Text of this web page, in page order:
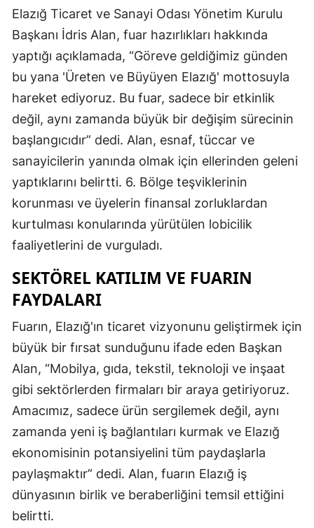
Elazığ Ticaret ve Sanayi Odası Yönetim Kurulu
Başkanı İdris Alan, fuar hazırlıkları hakkında
yaptığı açıklamada, “Göreve geldiğimiz günden
bu yana 'Üreten ve Büyüyen Elazığ' mottosuyla
hareket ediyoruz. Bu fuar, sadece bir etkinlik
değil, aynı zamanda büyük bir değişim sürecinin
başlangıcıdır” dedi. Alan, esnaf, tüccar ve
sanayicilerin yanında olmak için ellerinden geleni
yaptıklarını belirtti. 6. Bölge teşviklerinin
korunması ve üyelerin finansal zorluklardan
kurtulması konularında yürütülen lobicilik
faaliyetlerini de vurguladı.
SEKTÖREL KATILIM VE FUARIN
FAYDALARI
Fuarın, Elazığ'ın ticaret vizyonunu geliştirmek için
büyük bir fırsat sunduğunu ifade eden Başkan
Alan, “Mobilya, gıda, tekstil, teknoloji ve inşaat
gibi sektörlerden firmaları bir araya getiriyoruz.
Amacımız, sadece ürün sergilemek değil, aynı
zamanda yeni iş bağlantıları kurmak ve Elazığ
ekonomisinin potansiyelini tüm paydaşlarla
paylaşmaktır” dedi. Alan, fuarın Elazığ iş
dünyasının birlik ve beraberliğini temsil ettiğini
belirtti.